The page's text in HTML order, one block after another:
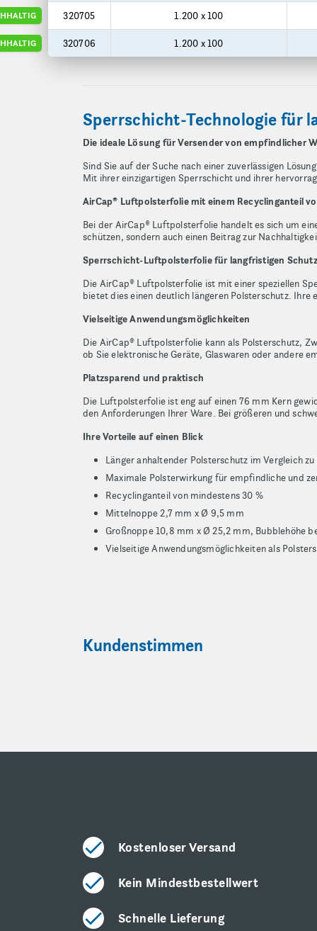
320705
1.200 x 100
320706
1.200 x 100
Sperrschicht-Technologie für
Die ideale Lösung für Versender von empfindlicher
Sind Sie auf der Suche nach einer zuverlässigen
Mit ihrer einzigartigen Sperrschicht und ihrer
AirCap® Luftpolsterfolie mit einem Recyclinganteil
Bei der AirCap® Luftpolsterfolie handelt es sich um
schützen, sondern auch einen Beitrag zur
Sperrschicht-Luftpolsterfolie für langfristigen Schutz
Die AirCap® Luftpolsterfolie ist mit einer speziellen
bietet dies einen deutlich längeren Polsterschutz.
Vielseitige Anwendungsmöglichkeiten
Die AirCap® Luftpolsterfolie kann als Polsterschutz,
ob Sie elektronische Geräte, Glaswaren oder andere
Platzsparend und praktisch
Die Luftpolsterfolie ist eng auf einen 76 mm Kern
den Anforderungen Ihrer Ware. Bei größeren und
Ihre Vorteile auf einen Blick
Länger anhaltender Polsterschutz im Vergleich
Maximale Polsterwirkung für empfindliche und
Recyclinganteil von mindestens 30 %
Mittelnoppe 2,7 mm x Ø 9,5 mm
Großnoppe 10,8 mm x Ø 25,2 mm, Bubblehöhe
Vielseitige Anwendungsmöglichkeiten als
Kundenstimmen
Kostenloser Versand
Kein Mindestbestellwert
Schnelle Lieferung